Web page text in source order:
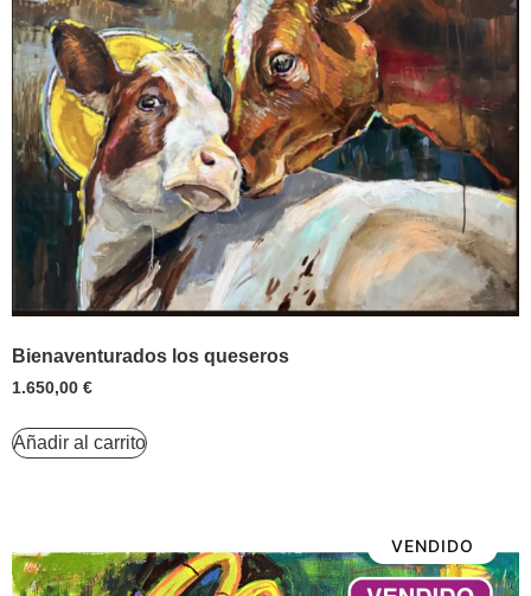
Bienaventurados los queseros
1.650,00 €
Añadir al carrito
VENDIDO